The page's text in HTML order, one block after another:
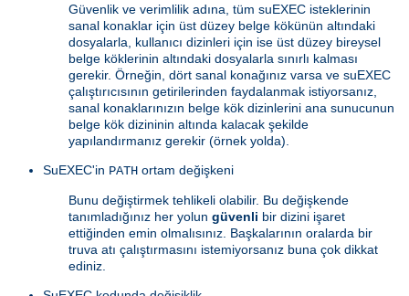
Güvenlik ve verimlilik adına, tüm suEXEC isteklerinin
sanal konaklar için üst düzey belge kökünün altındaki
dosyalarla, kullanıcı dizinleri için ise üst düzey bireysel
belge köklerinin altındaki dosyalarla sınırlı kalması
gerekir. Örneğin, dört sanal konağınız varsa ve suEXEC
çalıştırıcısının getirilerinden faydalanmak istiyorsanız,
sanal konaklarınızın belge kök dizinlerini ana sunucunun
belge kök dizininin altında kalacak şekilde
yapılandırmanız gerekir (örnek yolda).
SuEXEC'in PATH ortam değişkeni
Bunu değiştirmek tehlikeli olabilir. Bu değişkende
tanımladığınız her yolun güvenli bir dizini işaret
ettiğinden emin olmalısınız. Başkalarının oralarda bir
truva atı çalıştırmasını istemiyorsanız buna çok dikkat
ediniz.